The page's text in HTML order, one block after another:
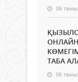
06
ТАБА
06